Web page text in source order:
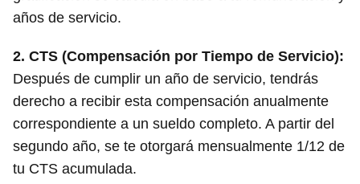
años de servicio.
2. CTS (Compensación por Tiempo de Servicio):
Después de cumplir un año de servicio, tendrás
derecho a recibir esta compensación anualmente
correspondiente a un sueldo completo. A partir del
segundo año, se te otorgará mensualmente 1/12 de
tu CTS acumulada.